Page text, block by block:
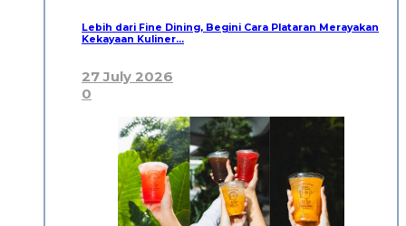
Lebih dari Fine Dining, Begini Cara Plataran Merayakan
Kekayaan Kuliner…
27 July 2026
0